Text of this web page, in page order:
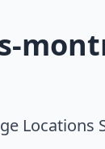
Locations